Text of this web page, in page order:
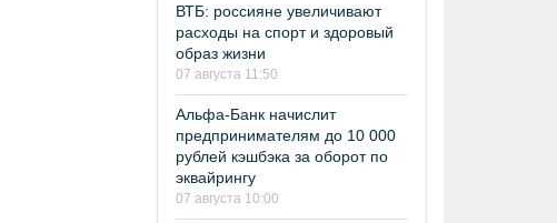
ВТБ: россияне увеличивают
расходы на спорт и здоровый
образ жизни
07 августа 11:50
Альфа-Банк начислит
предпринимателям до 10 000
рублей кэшбэка за оборот по
эквайрингу
07 августа 10:00